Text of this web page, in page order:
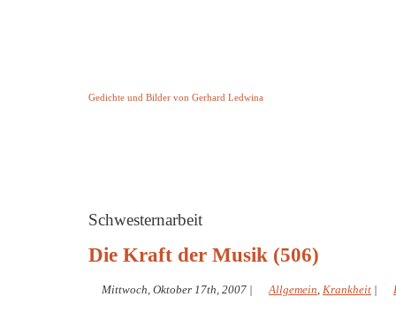
Gedichte und Bilder von Gerhard Ledwina
Schwesternarbeit
Die Kraft der Musik (506)
Mittwoch, Oktober 17th, 2007 | Allgemein, Krankheit |